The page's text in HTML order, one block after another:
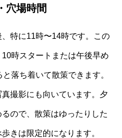
穴場時間
特に11時〜14時です。この
時スタートまたは午後早め
落ち着いて散策できます。
撮影にも向いています。夕
ので、散策はゆったりした
きは限定的になります。